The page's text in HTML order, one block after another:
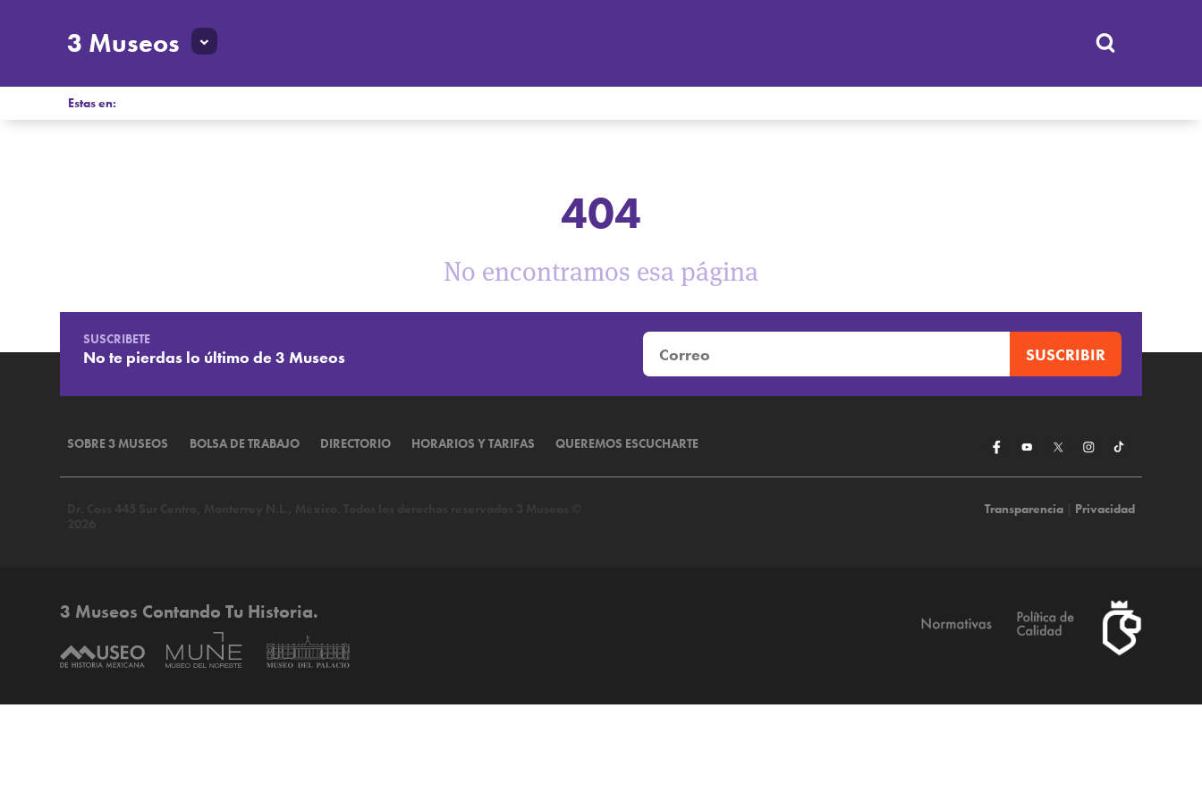
3 Museos
Estas en:
404
No encontramos esa página
SUSCRIBETE
No te pierdas lo último de 3 Museos
SOBRE 3 MUSEOS BOLSA DE TRABAJO DIRECTORIO HORARIOS Y TARIFAS QUEREMOS ESCUCHARTE
Transparencia| Privacidad
3 Museos Contando Tu Historia.